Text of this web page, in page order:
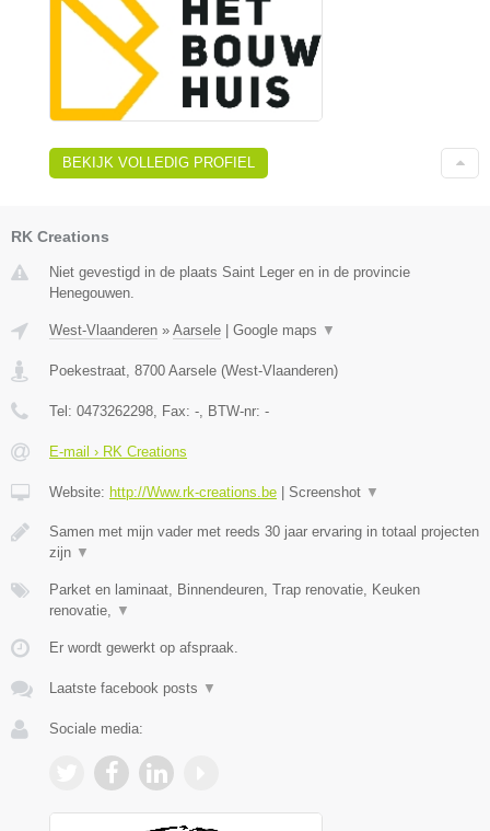
BEKIJK VOLLEDIG PROFIEL
RK Creations
Niet gevestigd in de plaats Saint Leger en in de provincie
Henegouwen.
West-Vlaanderen » Aarsele Google maps ▼
Poekestraat 8700 Aarsele (West-Vlaanderen)
Tel: 0473262298 , Fax: - , BTW-nr: -
E-mail › RK Creations
Website: http://Www.rk-creations.be Screenshot ▼
Samen met mijn vader met reeds 30 jaar ervaring in totaal projecten
zijn ▼
Parket en laminaat, Binnendeuren, Trap renovatie, Keuken
renovatie,
▼
Er wordt gewerkt op afspraak.
Laatste facebook posts ▼
Sociale media: